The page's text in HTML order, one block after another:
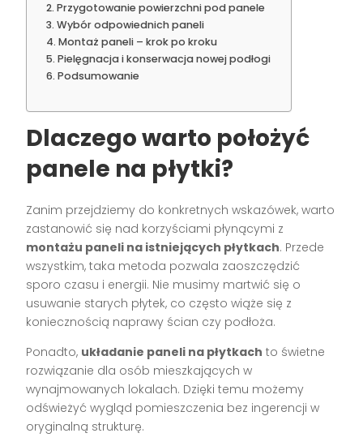
Przygotowanie powierzchni pod panele
Wybór odpowiednich paneli
Montaż paneli – krok po kroku
Pielęgnacja i konserwacja nowej podłogi
Podsumowanie
Dlaczego warto położyć
panele na płytki?
Zanim przejdziemy do konkretnych wskazówek, warto
zastanowić się nad korzyściami płynącymi z
montażu paneli na istniejących płytkach. Przede
wszystkim, taka metoda pozwala zaoszczędzić
sporo czasu i energii. Nie musimy martwić się o
usuwanie starych płytek, co często wiąże się z
koniecznością naprawy ścian czy podłoża.
Ponadto, układanie paneli na płytkach to świetne
rozwiązanie dla osób mieszkających w
wynajmowanych lokalach. Dzięki temu możemy
odświeżyć wygląd pomieszczenia bez ingerencji w
oryginalną strukturę.